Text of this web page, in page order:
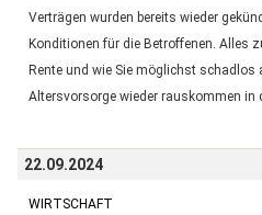
Verträgen wurden bereits wieder
Konditionen für die Betroffenen. Alles
Rente und wie Sie möglichst schadlos
Altersvorsorge wieder rauskommen in
22.09.2024
WIRTSCHAFT